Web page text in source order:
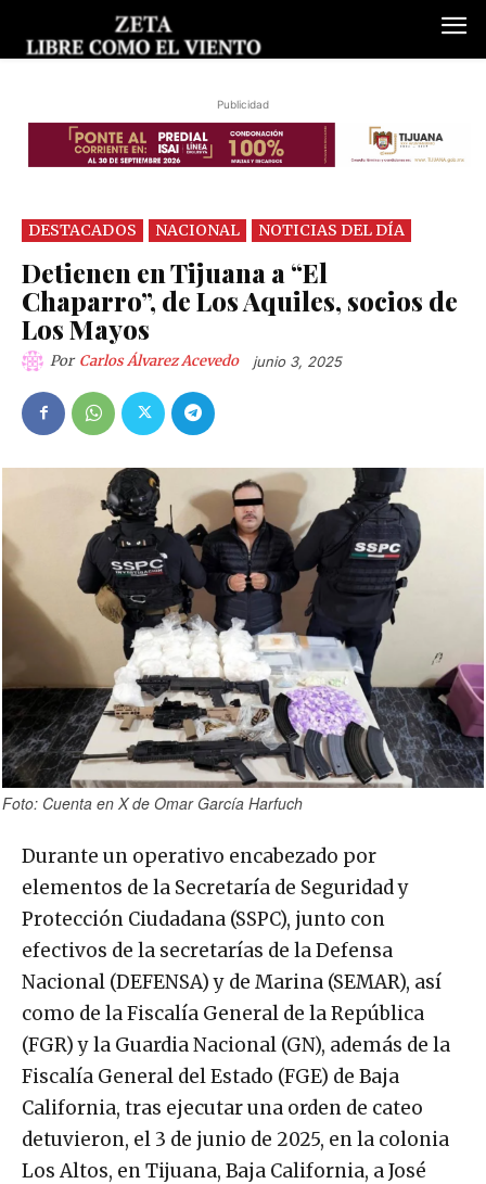
Publicidad
DESTACADOS NACIONAL NOTICIAS DEL DÍA
Detienen en Tijuana a “El
Chaparro”, de Los Aquiles, socios de
Los Mayos
Por Carlos Álvarez Acevedo junio 3, 2025
Foto: Cuenta en X de Omar García Harfuch
Durante un operativo encabezado por
elementos de la Secretaría de Seguridad y
Protección Ciudadana (SSPC), junto con
efectivos de la secretarías de la Defensa
Nacional (DEFENSA) y de Marina (SEMAR), así
como de la Fiscalía General de la República
(FGR) y la Guardia Nacional (GN), además de la
Fiscalía General del Estado (FGE) de Baja
California, tras ejecutar una orden de cateo
detuvieron, el 3 de junio de 2025, en la colonia
Los Altos, en Tijuana, Baja California, a José